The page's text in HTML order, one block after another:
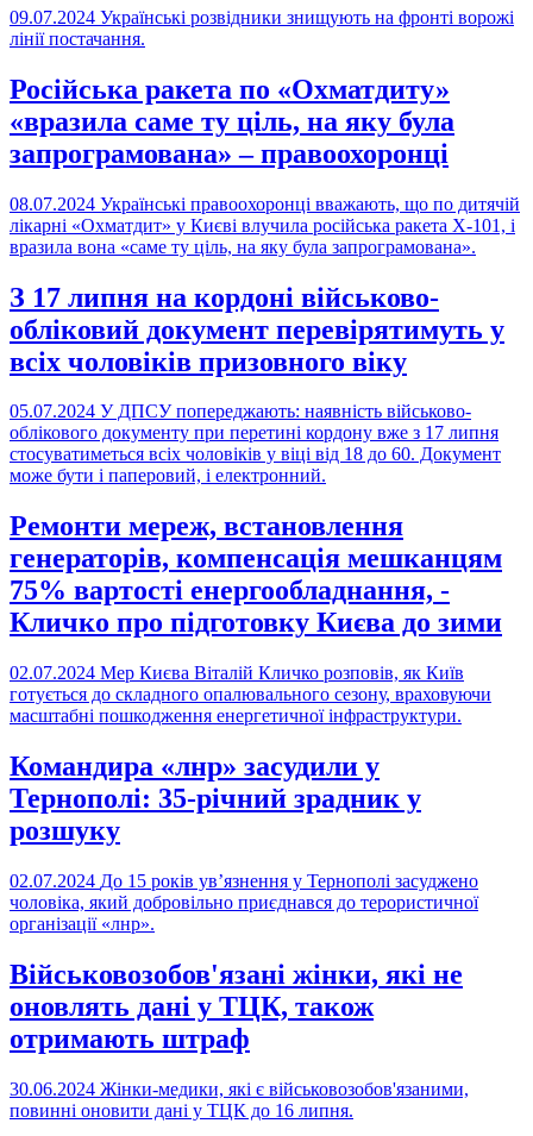
09.07.2024 Українські розвідники знищують на фронті ворожі
лінії постачання.
Російська ракета по «Охматдиту»
«вразила саме ту ціль, на яку була
запрограмована» – правоохоронці
08.07.2024 Українські правоохоронці вважають, що по дитячій
лікарні «Охматдит» у Києві влучила російська ракета Х-101, і
вразила вона «саме ту ціль, на яку була запрограмована».
З 17 липня на кордоні військово-
обліковий документ перевірятимуть у
всіх чоловіків призовного віку
05.07.2024 У ДПСУ попереджають: наявність військово-
облікового документу при перетині кордону вже з 17 липня
стосуватиметься всіх чоловіків у віці від 18 до 60. Документ
може бути і паперовий, і електронний.
Ремонти мереж, встановлення
генераторів, компенсація мешканцям
75% вартості енергообладнання, -
Кличко про підготовку Києва до зими
02.07.2024 Мер Києва Віталій Кличко розповів, як Київ
готується до складного опалювального сезону, враховуючи
масштабні пошкодження енергетичної інфраструктури.
Командира «лнр» засудили у
Тернополі: 35-річний зрадник у
розшуку
02.07.2024 До 15 років ув’язнення у Тернополі засуджено
чоловіка, який добровільно приєднався до терористичної
організації «лнр».
Військовозобов'язані жінки, які не
оновлять дані у ТЦК, також
отримають штраф
30.06.2024 Жінки-медики, які є військовозобов'язаними,
повинні оновити дані у ТЦК до 16 липня.